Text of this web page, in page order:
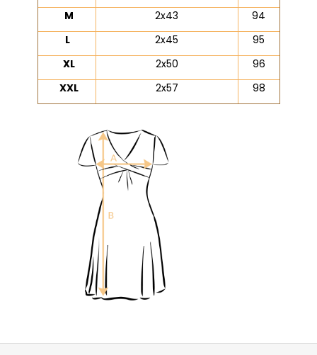
M
2x43
94
L
2x45
95
XL
2x50
96
XXL
2x57 98